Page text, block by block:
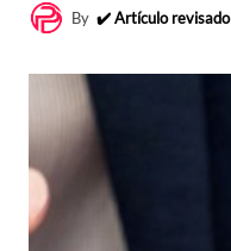
By ✔️ Artículo revisado